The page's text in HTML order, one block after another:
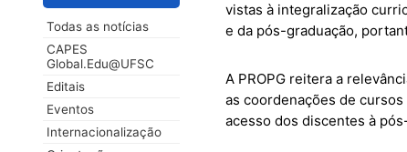
Todas as notícias
CAPES
Global.Edu@UFSC
Editais
Eventos
Internacionalização
vistas à integralização
e da pós-graduação,
A PROPG reitera a
as coordenações de
acesso dos discentes à